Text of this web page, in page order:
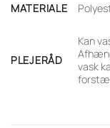
MATERIALE
PLEJERÅD
Kan
vask